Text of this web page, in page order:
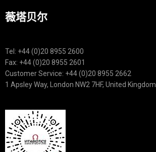
薇塔贝尔
Tel: +44 (0)20 8955 2600
Fax: +44 (0)20 8955 2601
Customer Service: +44 (0)20 8955 2662
1 Apsley Way, London NW2 7HF, United Kingdom